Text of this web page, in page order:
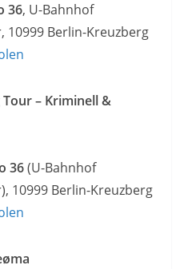
36, U-Bahnhof
10999 Berlin-Kreuzberg
– Kriminell &
36(U-Bahnhof
10999 Berlin-Kreuzberg